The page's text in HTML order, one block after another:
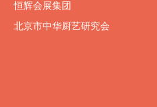
恒辉会展集团
北京市中华厨艺研究会